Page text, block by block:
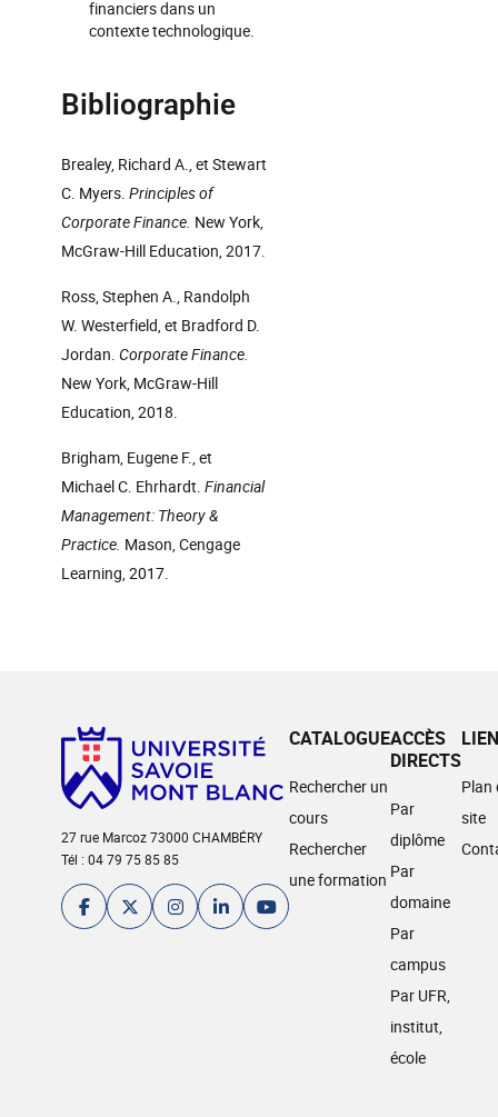
financiers dans un
contexte technologique.
Bibliographie
Brealey, Richard A., et Stewart
C. Myers. Principles of
Corporate Finance. New York,
McGraw-Hill Education, 2017.
Ross, Stephen A., Randolph
W. Westerfield, et Bradford D.
Jordan. Corporate Finance.
New York, McGraw-Hill
Education, 2018.
Brigham, Eugene F., et
Michael C. Ehrhardt. Financial
Management: Theory &
Practice. Mason, Cengage
Learning, 2017.
27 rue Marcoz 73000 CHAMBÉRY
Tél : 04 79 75 85 85
CATALOGUE
Rechercher un
cours
Rechercher
une formation
ACCÈS
DIRECTS
Par
diplôme
Par
domaine
Par
campus
Par UFR,
institut,
école
Plan
site